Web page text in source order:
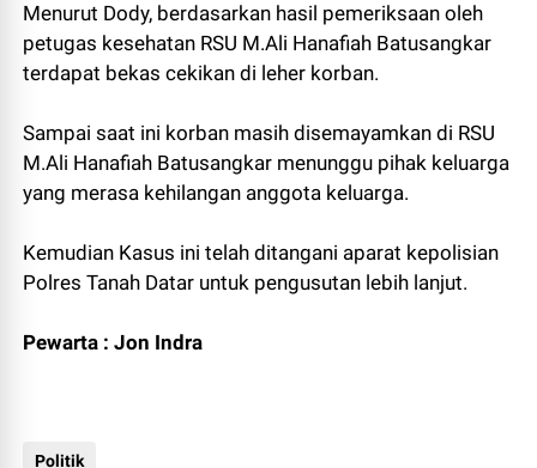
Menurut Dody, berdasarkan hasil pemeriksaan oleh
petugas kesehatan RSU M.Ali Hanafiah Batusangkar
terdapat bekas cekikan di leher korban.
Sampai saat ini korban masih disemayamkan di RSU
M.Ali Hanafiah Batusangkar menunggu pihak keluarga
yang merasa kehilangan anggota keluarga.
Kemudian Kasus ini telah ditangani aparat kepolisian
Polres Tanah Datar untuk pengusutan lebih lanjut.
Pewarta : Jon Indra
Politik